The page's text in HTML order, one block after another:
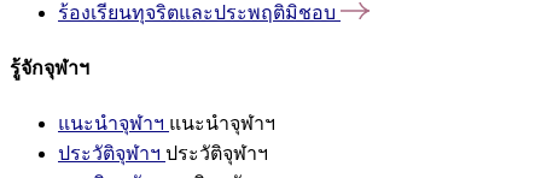
ร้องเรียนทุจริตและประพฤติมิชอบ
รู้จักจุฬาฯ
แนะนำจุฬาฯ แนะนำจุฬาฯ
ประวัติจุฬาฯ ประวัติจุฬาฯ